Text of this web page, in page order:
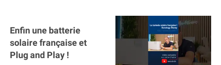
Enfin une batterie
solaire française et
Plug and Play !